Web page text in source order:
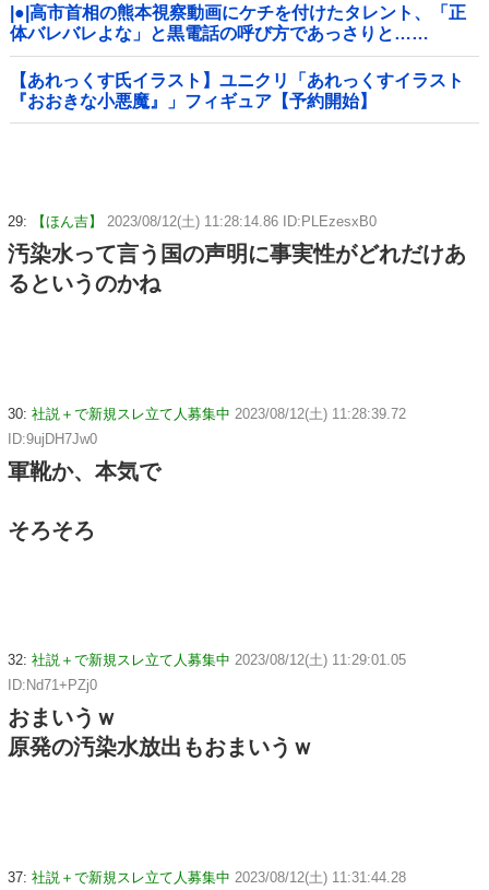
|●|高市首相の熊本視察動画にケチを付けたタレント、「正
体バレバレよな」と黒電話の呼び方であっさりと……
【あれっくす氏イラスト】ユニクリ「あれっくすイラスト
『おおきな小悪魔』」フィギュア【予約開始】
29: 【ほん吉】 2023/08/12(土) 11:28:14.86 ID:PLEzesxB0
汚染水って言う国の声明に事実性がどれだけあ
るというのかね
30: 社説＋で新規スレ立て人募集中 2023/08/12(土) 11:28:39.72
ID:9ujDH7Jw0
軍靴か、本気で
そろそろ
32: 社説＋で新規スレ立て人募集中 2023/08/12(土) 11:29:01.05
ID:Nd71+PZj0
おまいうｗ
原発の汚染水放出もおまいうｗ
37: 社説＋で新規スレ立て人募集中 2023/08/12(土) 11:31:44.28